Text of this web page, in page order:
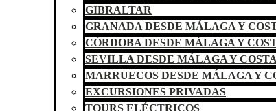
GIBRALTAR
GRANADA DESDE MÁLAGA Y
CÓRDOBA DESDE MÁLAGA Y
SEVILLA DESDE MÁLAGA Y
MARRUECOS DESDE MÁLAGA Y
EXCURSIONES PRIVADAS
TOURS ELÉCTRICOS